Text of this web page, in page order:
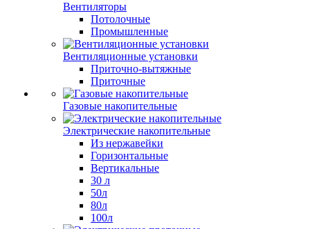
Вентиляторы
Потолочные
Промышленные
Вентиляционные установки
Приточно-вытяжные
Приточные
Газовые накопительные
Электрические накопительные
Из нержавейки
Горизонтальные
Вертикальные
30 л
50л
80л
100л